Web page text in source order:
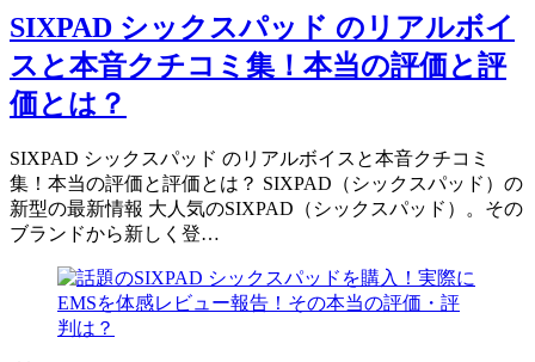
SIXPAD シックスパッド のリアルボイ
スと本音クチコミ集！本当の評価と評
価とは？
SIXPAD シックスパッド のリアルボイスと本音クチコミ
集！本当の評価と評価とは？ SIXPAD（シックスパッド）の
新型の最新情報 大人気のSIXPAD（シックスパッド）。その
ブランドから新しく登…